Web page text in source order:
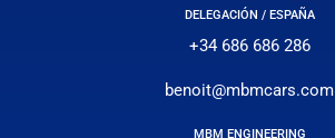
DELEGACIÓN / ESPAÑA
+34 686 686 286
benoit@mbmcars.com
MBM ENGINEERING